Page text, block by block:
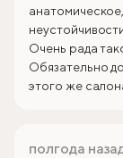
Очень рада
Обязательно
этого же
полгода